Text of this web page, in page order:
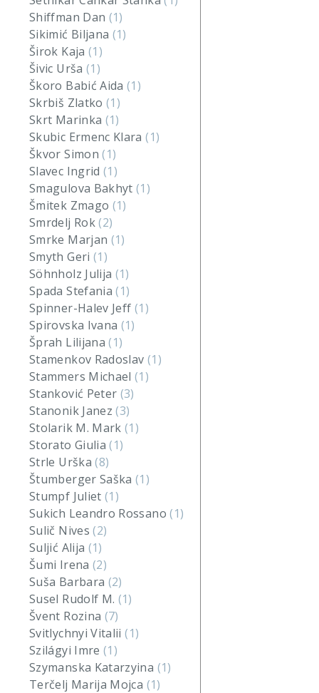
Shiffman Dan (1)
Sikimić Biljana (1)
Širok Kaja (1)
Šivic Urša (1)
Škoro Babić Aida(1)
Skrbiš Zlatko(1)
Skrt Marinka (1)
Skubic Ermenc Klara(1)
Škvor Simon(1)
Slavec Ingrid(1)
Smagulova Bakhyt(1)
Šmitek Zmago (1)
Smrdelj Rok(2)
Smrke Marjan (1)
Smyth Geri (1)
Söhnholz Julija (1)
Spada Stefania(1)
Spinner-Halev Jeff (1)
Spirovska Ivana (1)
Šprah Lilijana(1)
Stamenkov Radoslav (1)
Stammers Michael(1)
Stanković Peter (3)
Stanonik Janez(3)
Stolarik M. Mark(1)
Storato Giulia(1)
Strle Urška(8)
Štumberger Saška(1)
Stumpf Juliet(1)
Sukich Leandro Rossano(1)
Sulič Nives(2)
Suljić Alija (1)
Šumi Irena (2)
Suša Barbara (2)
Susel Rudolf M. (1)
Švent Rozina (7)
Svitlychnyi Vitalii(1)
Szilágyi Imre(1)
Szymanska Katarzyina (1)
Terčelj Marija Mojca (1)